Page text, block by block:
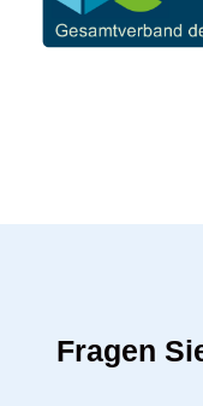
Fragen